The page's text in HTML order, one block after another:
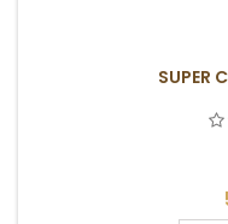
SUPER